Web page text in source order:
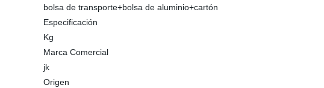
bolsa de transporte+bolsa de aluminio+cartón
Especificación
Kg
Marca Comercial
jk
Origen